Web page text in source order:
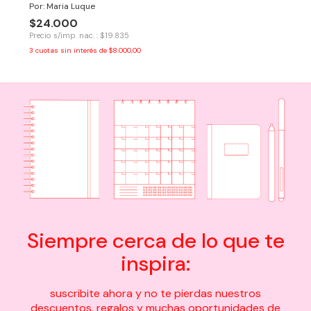
Por: Maria Luque
$24.000
Precio s/imp. nac. : $19.835
3 cuotas sin interés de $8.000,00
Siempre cerca de lo que te
inspira:
suscribite ahora y no te pierdas nuestros